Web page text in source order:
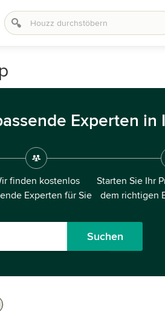
Experten in
finden kostenlos
Experten für Sie
Starten Sie Ihr
dem richtigen
Suchen